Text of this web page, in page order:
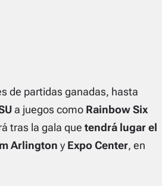
de partidas ganadas, hasta
a juegos como Rainbow Six
tras la gala que tendrá lugar el
Arlington y Expo Center, en